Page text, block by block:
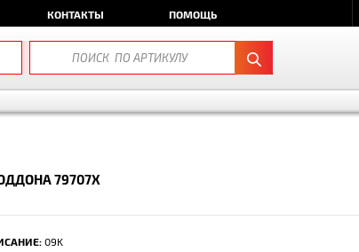
КОНТАКТЫ ПОМОЩЬ
79707X
09K